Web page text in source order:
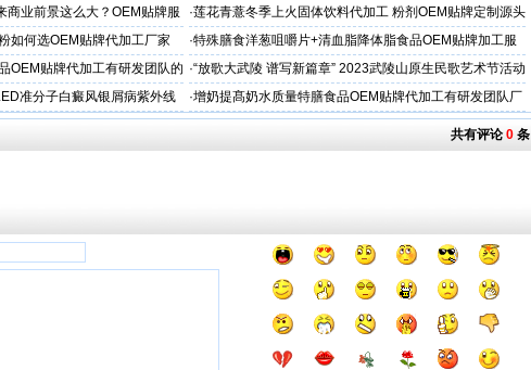
商业前景这么大？OEM贴牌服
·莲花青薏冬季上火固体饮料代加工 粉剂OEM贴牌定制源头
工厂
如何选OEM贴牌代加工厂家 ·特殊膳食洋葱咀嚼片+清血脂降体脂食品OEM贴牌加工服
务商
OEM贴牌代加工有研发团队的 ·“放歌大武陵 谱写新篇章” 2023武陵山原生民歌艺术节活动
开启
准分子白癜风银屑病紫外线
·增奶提髙奶水质量特膳食品OEM贴牌代加工有研发团队厂
家
共有评论0 条